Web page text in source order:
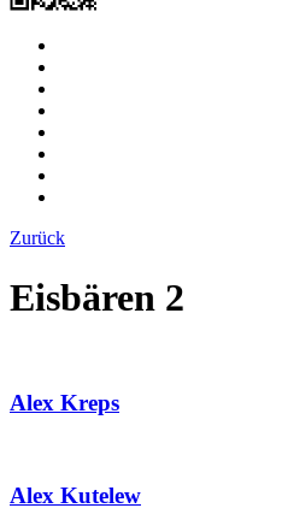
Zurück
Eisbären 2
Alex Kreps
Alex Kutelew